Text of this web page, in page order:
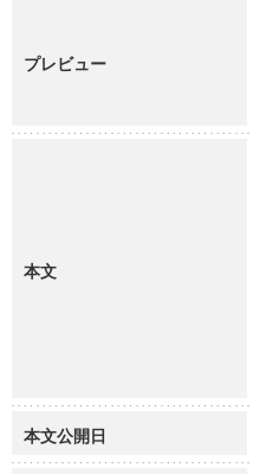
プレビュー
本文
本文公開日